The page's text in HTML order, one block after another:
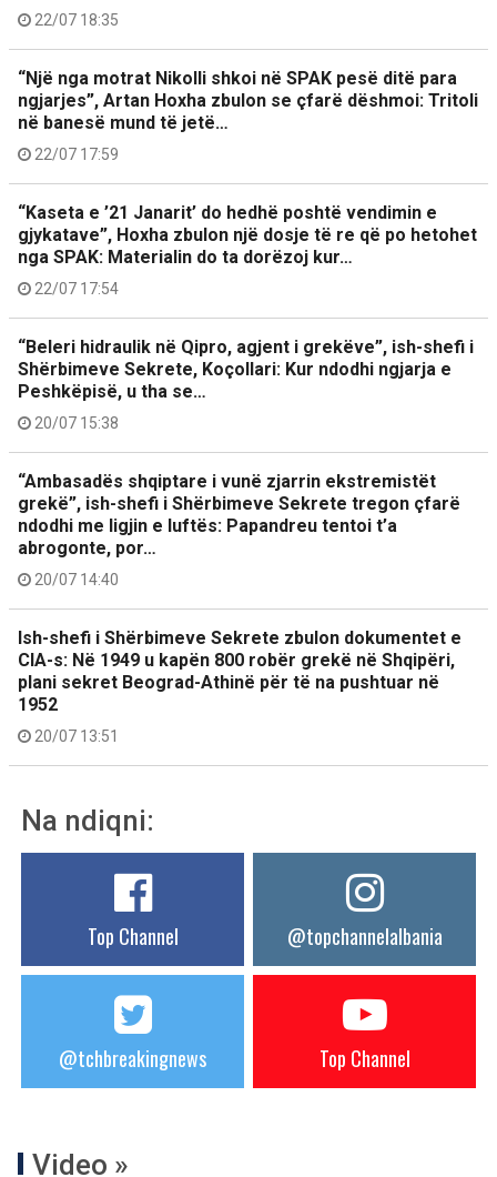
22/07 18:35
“Një nga motrat Nikolli shkoi në SPAK pesë ditë para
ngjarjes”, Artan Hoxha zbulon se çfarë dëshmoi: Tritoli
në banesë mund të jetë…
22/07 17:59
“Kaseta e ’21 Janarit’ do hedhë poshtë vendimin e
gjykatave”, Hoxha zbulon një dosje të re që po hetohet
nga SPAK: Materialin do ta dorëzoj kur…
22/07 17:54
“Beleri hidraulik në Qipro, agjent i grekëve”, ish-shefi i
Shërbimeve Sekrete, Koçollari: Kur ndodhi ngjarja e
Peshkëpisë, u tha se…
20/07 15:38
“Ambasadës shqiptare i vunë zjarrin ekstremistët
grekë”, ish-shefi i Shërbimeve Sekrete tregon çfarë
ndodhi me ligjin e luftës: Papandreu tentoi t’a
abrogonte, por…
20/07 14:40
Ish-shefi i Shërbimeve Sekrete zbulon dokumentet e
CIA-s: Në 1949 u kapën 800 robër grekë në Shqipëri,
plani sekret Beograd-Athinë për të na pushtuar në
1952
20/07 13:51
Na ndiqni:
Top Channel @topchannelalbania
@tchbreakingnews Top Channel
Video »